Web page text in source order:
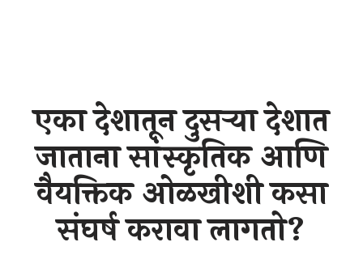
एका देशातून दुसऱ्या देशात
जाताना सांस्कृतिक आणि
वैयक्तिक ओळखीशी कसा
संघर्ष करावा लागतो?